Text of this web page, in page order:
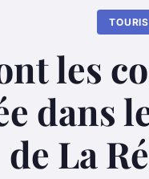
les
dans
de La